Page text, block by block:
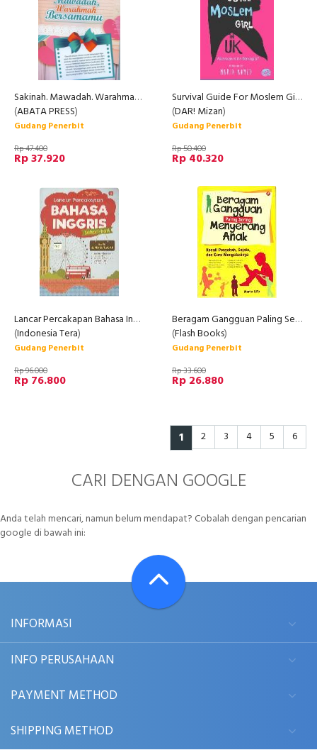
Sakinah. Mawadah. Warahmah Bersamamu
(ABATA PRESS)
Gudang Penerbit
Rp 47.400
Rp 37.920
Survival Guide For Moslem Girl In Uk (Novel Remaja)
(DAR! Mizan)
Gudang Penerbit
Rp 50.400
Rp 40.320
Lancar Percakapan Bahasa Inggris Sehari-Hari Edisi Superlengkap
(Indonesia Tera)
Gudang Penerbit
Rp 96.000
Rp 76.800
Beragam Gangguan Paling Sering Menyerang Anak
(Flash Books)
Gudang Penerbit
Rp 33.600
Rp 26.880
1 2 3 4 5 6
CARI DENGAN GOOGLE
Anda telah mencari, namun belum mendapat? Cobalah dengan pencarian
google di bawah ini:
INFORMASI
INFO PERUSAHAAN
PAYMENT METHOD
SHIPPING METHOD